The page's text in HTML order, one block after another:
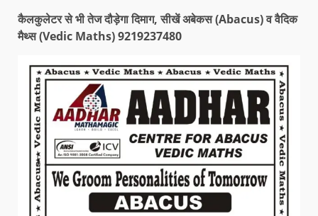
कैलकुलेटर से भी तेज दौड़ेगा दिमाग, सीखें अबेकस (Abacus) व वैदिक
मैथ्स (Vedic Maths) 9219237480